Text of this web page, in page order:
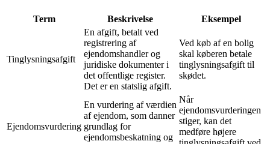
Term Beskrivelse Eksempel
Tinglysningsafgift
En afgift, betalt ved
registrering af
ejendomshandler og
juridiske dokumenter i
det offentlige register.
Det er en statslig afgift.
Ved køb af en bolig
skal køberen betale
tinglysningsafgift til
skødet.
Ejendomsvurdering
En vurdering af værdien
af ejendom, som danner
grundlag for
ejendomsbeskatning og
Når
ejendomsvurderingen
stiger, kan det
medføre højere